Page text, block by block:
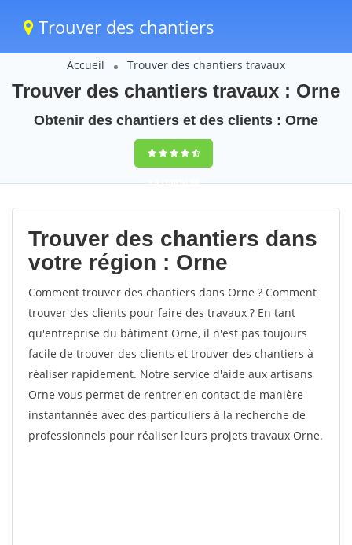
Trouver des chantiers
Accueil Trouver des chantiers travaux
Trouver des chantiers travaux : Orne
Obtenir des chantiers et des clients : Orne
9,5(100%)66
votes
Trouver des chantiers dans
votre région : Orne
Comment trouver des chantiers dans Orne ? Comment
trouver des clients pour faire des travaux ? En tant
qu'entreprise du bâtiment Orne, il n'est pas toujours
facile de trouver des clients et trouver des chantiers à
réaliser rapidement. Notre service d'aide aux artisans
Orne vous permet de rentrer en contact de manière
instantannée avec des particuliers à la recherche de
professionnels pour réaliser leurs projets travaux Orne.